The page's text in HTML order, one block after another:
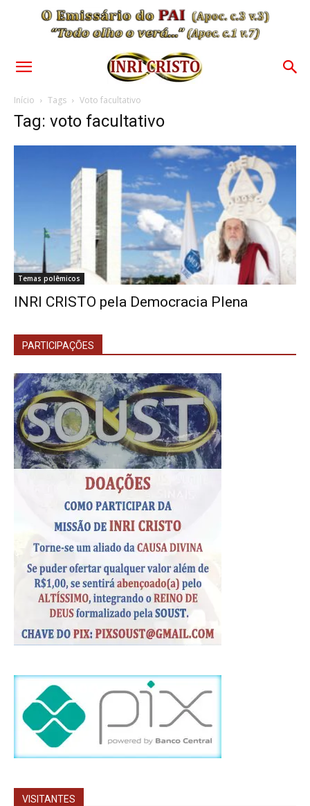
Início Tags Voto facultativo
Tag: voto facultativo
Temas polêmicos
INRI CRISTO pela Democracia Plena
PARTICIPAÇÕES
VISITANTES